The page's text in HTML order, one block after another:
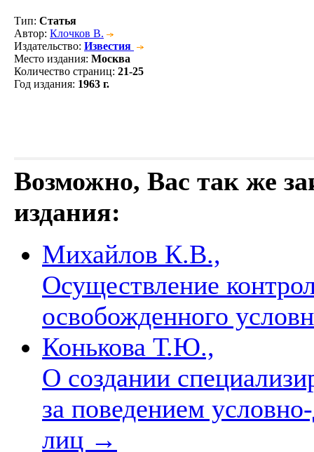
Тип: Статья
Автор: Клочков В.
Издательство: Известия
Место издания: Москва
Количество страниц: 21-25
Год издания: 1963 г.
Возможно, Вас так же
издания:
Михайлов К.В.,
Осуществление
освобожденного
Конькова Т.Ю.,
О создании
за поведением
лиц →